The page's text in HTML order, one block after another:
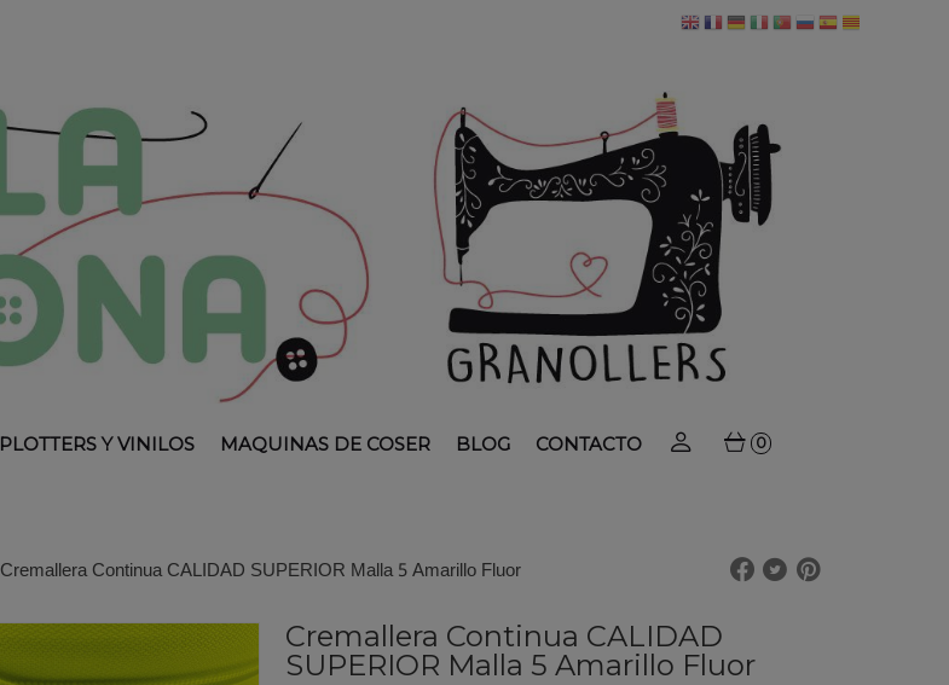
PLOTTERS Y VINILOS MAQUINAS DE COSER BLOG CONTACTO 0
Cremallera Continua CALIDAD SUPERIOR Malla 5 Amarillo Fluor
Cremallera Continua CALIDAD
SUPERIOR Malla 5 Amarillo Fluor